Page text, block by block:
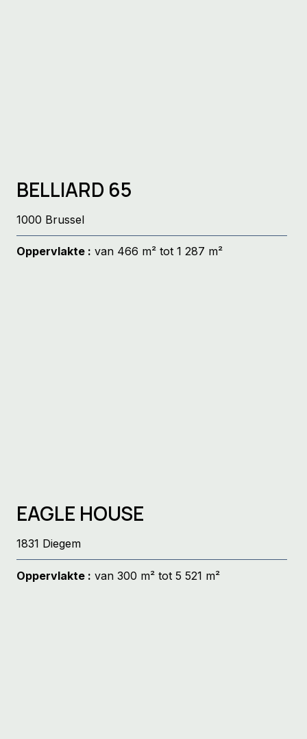
BELLIARD 65
1000 Brussel
Oppervlakte : van 466 m² tot 1 287 m²
EAGLE HOUSE
1831 Diegem
Oppervlakte : van 300 m² tot 5 521 m²